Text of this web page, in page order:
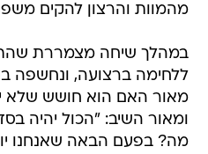
מהמוות והרצון להקים
במהלך שיחה מצמררת
ללחימה ברצועה, ונחשפה
מאור האם הוא חושש שלא
ומאור השיב: "הכול יהיה
מה? בפעם הבאה שאנחנו